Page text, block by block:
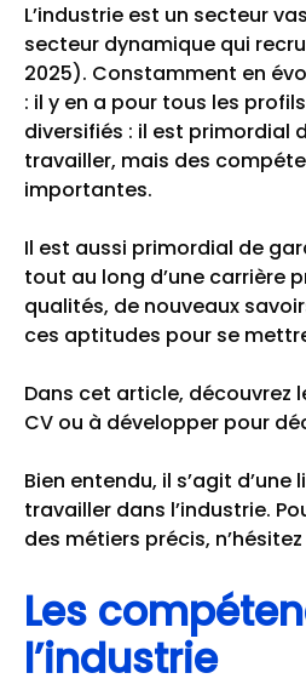
L’industrie est un secteur
secteur dynamique qui
2025). Constamment en
: il y en a pour tous les
diversifiés : il est primordial
travailler, mais des
importantes.
Il est aussi primordial de
tout au long d’une carrière
qualités, de nouveaux
ces aptitudes pour se
Dans cet article, découvrez
CV ou à développer pour
Bien entendu, il s’agit
travailler dans l’industrie.
des métiers précis,
Les
l’industrie